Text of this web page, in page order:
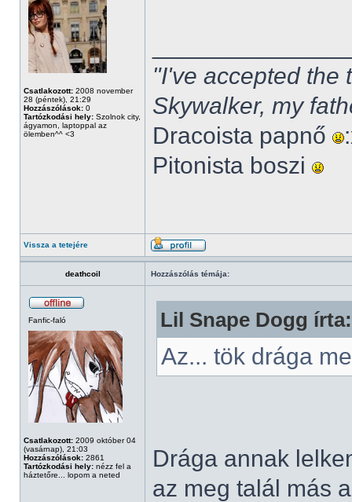
Csatlakozott: 2008 november
28 (péntek), 21:29
Hozzászólások: 0
Tartózkodási hely: Szolnok city,
ágyamon, laptoppal az
ölemben^^ <3
"I've accepted the
Skywalker, my
Dracoista papnő
Pitonista boszi
Vissza a tetejére
deathcoil Hozzászólás témája:
Fanfic-faló
Csatlakozott: 2009 október 04
(vasárnap), 21:03
Hozzászólások: 2861
Tartózkodási hely: nézz fel a
háztetőre... lopom a neted
Lil Snape Dogg írta:
Az... tök drága
Drága annak
az meg talál más